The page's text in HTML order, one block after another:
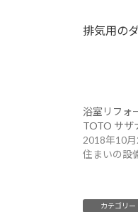
排気用の
浴室リフ
TOTO サ
2018年10月
住まいの設
カテゴリー